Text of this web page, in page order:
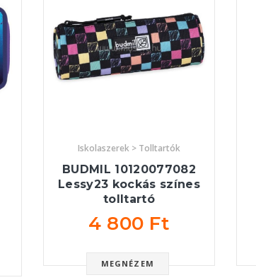
Iskolaszerek > Tolltartók
BUDMIL 10120077082
Lessy23 kockás színes
tolltartó
4 800 Ft
MEGNÉZEM